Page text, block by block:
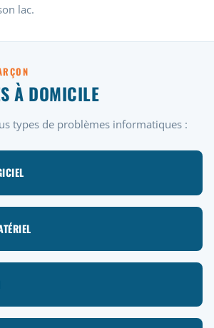
lac.
À DOMICILE
types de problèmes informatiques :